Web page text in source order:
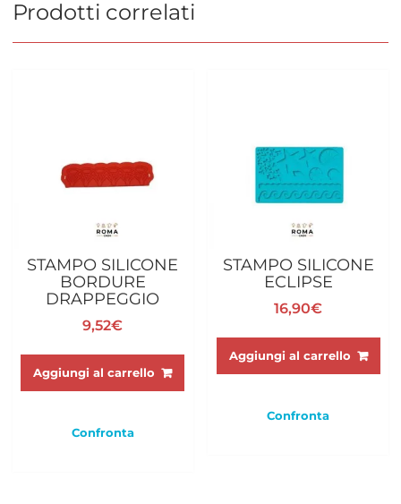
Prodotti correlati
STAMPO SILICONE
BORDURE
DRAPPEGGIO
9,52€
Aggiungi al carrello
Confronta
STAMPO SILICONE
ECLIPSE
16,90€
Aggiungi al carrello
Confronta